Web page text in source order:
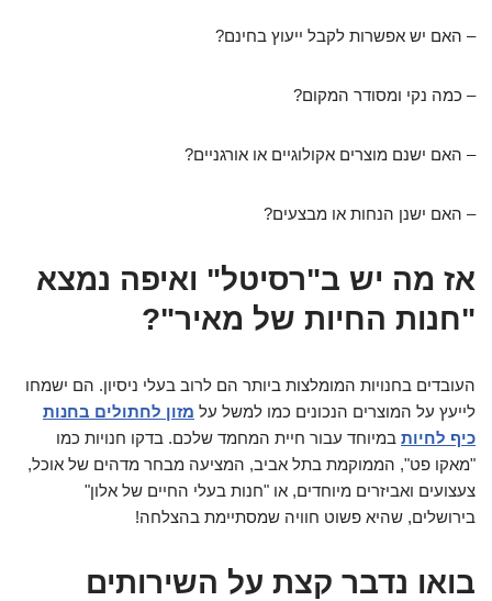
– האם יש אפשרות לקבל ייעוץ בחינם?
– כמה נקי ומסודר המקום?
– האם ישנם מוצרים אקולוגיים או אורגניים?
– האם ישנן הנחות או מבצעים?
אז מה יש ב"רסיטל" ואיפה נמצא
"חנות החיות של מאיר"?
העובדים בחנויות המומלצות ביותר הם לרוב בעלי ניסיון. הם ישמחו
לייעץ על המוצרים הנכונים כמו למשל על מזון לחתולים בחנות
כיף לחיות במיוחד עבור חיית המחמד שלכם. בדקו חנויות כמו
"מאקו פט", הממוקמת בתל אביב, המציעה מבחר מדהים של אוכל,
צעצועים ואביזרים מיוחדים, או "חנות בעלי החיים של אלון"
בירושלים, שהיא פשוט חוויה שמסתיימת בהצלחה!
בואו נדבר קצת על השירותים